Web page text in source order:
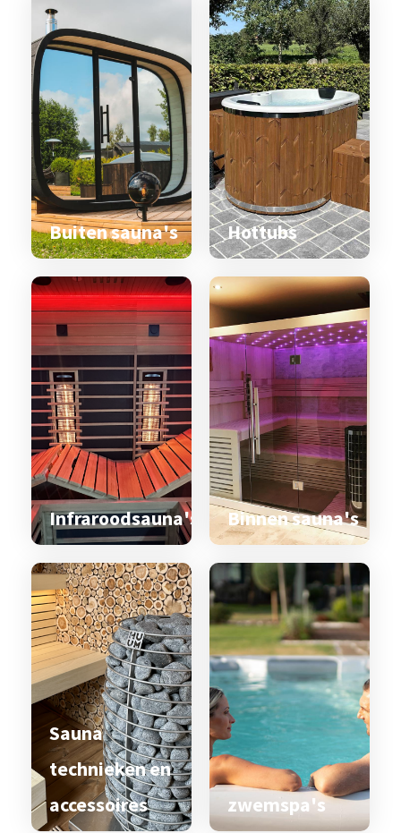
Buiten sauna's Hottubs
Infraroodsauna's Binnen sauna's
Sauna
technieken en
accessoires
zwemspa's